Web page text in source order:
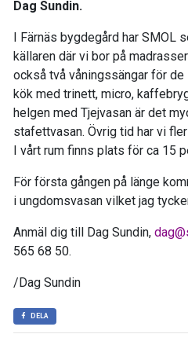
Dag Sundin.
I Färnäs bygdegård har SMOL
källaren där vi bor på
också två våningssängar för
kök med trinett, micro,
helgen med Tjejvasan är det
stafettvasan. Övrig tid har vi
I vårt rum finns plats för ca 15
För första gången på länge
i ungdomsvasan vilket jag
Anmäl dig till Dag Sundin,
565 68 50.
/Dag Sundin
DELA